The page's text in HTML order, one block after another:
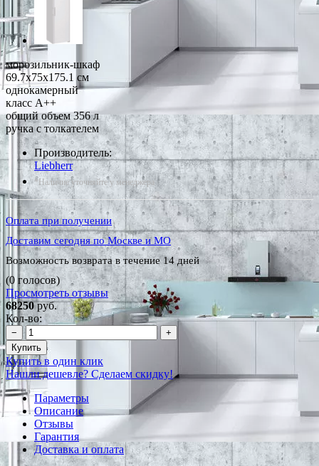
морозильник-шкаф
69.7x75x175.1 см
однокамерный
класс A++
общий объем 356 л
ручка с толкателем
Производитель:
Liebherr
*Наличие уточняйте у менеджера
Оплата при получении
Доставим сегодня по Москве и МО
Возможность возврата в течение 14 дней
(0 голосов)
Просмотреть отзывы
68250руб.
Кол-во:
−
+
Купить
Купить в один клик
Нашли дешевле? Сделаем скидку!
Параметры
Описание
Отзывы
Гарантия
Доставка и оплата